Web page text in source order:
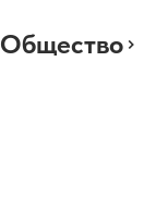
Общество